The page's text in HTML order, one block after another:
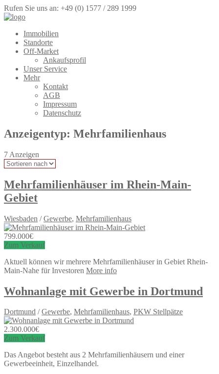
Rufen Sie uns an: +49 (0) 1577 / 289 1999
Immobilien
Standorte
Off-Market
Ankaufsprofil
Unser Service
Mehr
Kontakt
AGB
Impressum
Datenschutz
Anzeigentyp: Mehrfamilienhaus
7 Anzeigen
Mehrfamilienhäuser im Rhein-Main-
Gebiet
Wiesbaden /Gewerbe, Mehrfamilienhaus
799.000€
Zum Verkauf
Aktuell können wir mehrere Mehrfamilienhäuser in Gebiet Rhein-
Main-Nahe für Investoren More info
Wohnanlage mit Gewerbe in Dortmund
Dortmund /Gewerbe, Mehrfamilienhaus, PKW Stellpätze
2.300.000€
Zum Verkauf
Das Angebot besteht aus 2 Mehrfamilienhäusern und einer
Gewerbeeinheit, Einzelhandel.